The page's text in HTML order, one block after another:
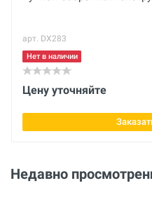
арт. DX283
Нет в наличии
Цену уточняйте
Недавно